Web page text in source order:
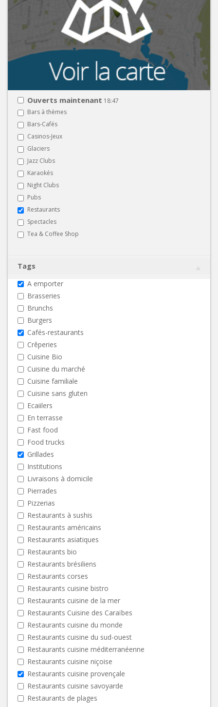
Ouverts maintenant 18:47
Bars à thèmes
Bars-Cafés
Casinos-Jeux
Glaciers
Jazz Clubs
Karaokés
Night Clubs
Pubs
Restaurants
Spectacles
Tea & Coffee Shop
Tags
A emporter
Brasseries
Brunchs
Burgers
Cafés-restaurants
Crêperies
Cuisine Bio
Cuisine du marché
Cuisine familiale
Cuisine sans gluten
Ecaiilers
En terrasse
Fast food
Food trucks
Grillades
Institutions
Livraisons à domicile
Pierrades
Pizzerias
Restaurants à sushis
Restaurants américains
Restaurants asiatiques
Restaurants bio
Restaurants brésiliens
Restaurants corses
Restaurants cuisine bistro
Restaurants cuisine de la mer
Restaurants Cuisine des Caraïbes
Restaurants cuisine du monde
Restaurants cuisine du sud-ouest
Restaurants cuisine méditerranéenne
Restaurants cuisine niçoise
Restaurants cuisine provençale
Restaurants cuisine savoyarde
Restaurants de plages